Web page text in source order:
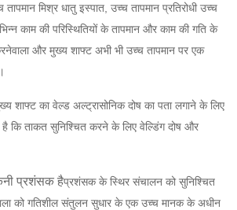
रेन कवर, टेम्परेचर सेंसर, वाइब्रेटिंग सेंसर, सॉफ्ट स्टार्टर,
स्पेशल इलेक्ट्रिकल मोटर, सिस्टम मॉनिटरिंग इंस्ट्रूमेंट,
ओवरहेड ल्यूब टैंक आदि।
मिश्र धातु इस्पात, उच्च तापमान प्रतिरोधी उच्च
काम की परिस्थितियों के तापमान और काम की गति के
और मुख्य शाफ्ट अभी भी उच्च तापमान पर एक
शाफ्ट का वेल्ड अल्ट्रासोनिक दोष का पता लगाने के लिए
कि ताकत सुनिश्चित करने के लिए वेल्डिंग दोष और
प्रशंसक हैप्रशंसक के स्थिर संचालन को सुनिश्चित
को गतिशील संतुलन सुधार के एक उच्च मानक के अधीन